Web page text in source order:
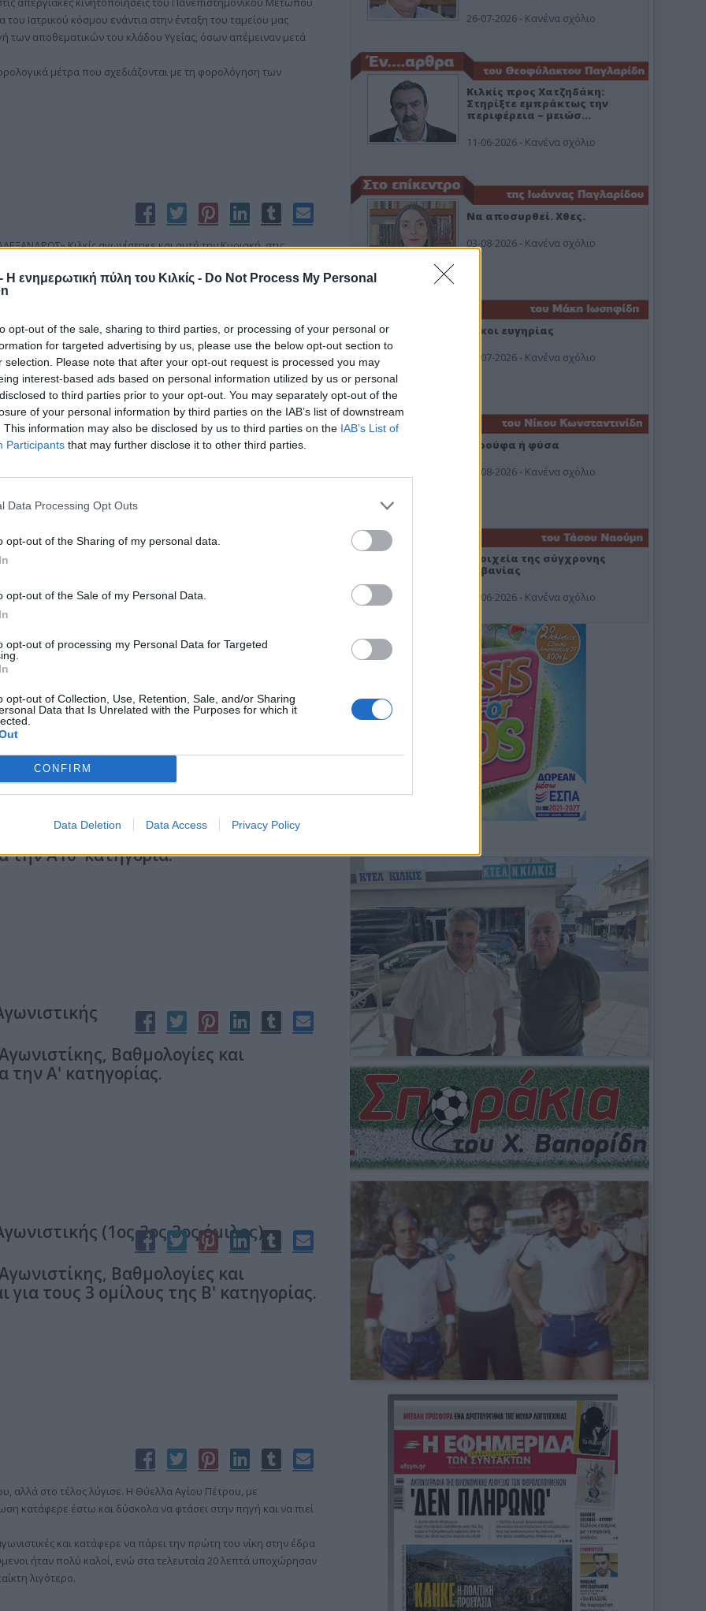
Η ενημερωτική πύλη του Κιλκίς - Do Not Process My Personal
opt-out of the sale, sharing to third parties, or processing of your personal or
for targeted advertising by us, please use the below opt-out section to
selection. Please note that after your opt-out request is processed you may
interest-based ads based on personal information utilized by us or personal
to third parties prior to your opt-out. You may separately opt-out of the
of your personal information by third parties on the IAB’s list of downstream
This information may also be disclosed by us to third parties on the IAB’s List of
Participants that may further disclose it to other third parties.
Data Processing Opt Outs
opt-out of the Sharing of my personal data.
opt-out of the Sale of my Personal Data.
opt-out of processing my Personal Data for Targeted
opt-out of Collection, Use, Retention, Sale, and/or Sharing
Data that Is Unrelated with the Purposes for which it
CONFIRM
Data Deletion Data Access Privacy Policy
Ιατρικού κόσμου ενάντια στην ένταξη του ταμείου μας
αποθεματικών του κλάδου Υγείας, όσων απέμειναν μετά
μέτρα που σχεδιάζονται με τη φορολόγηση των
Κιλκίς αγωνίστηκε και αυτή την Κυριακή, στις
του Μιχάλη Αναστασιάδη έδωσε φιλικούς αγώνες
Αξιούπολης.
με συμμετέχουσες τις Ακαδημίες Αλέξανδρος Κιλκίς,
Δόξα Χέρσου και ΑΕ Πολυκάστρου.
Χρ. Κετσετζή στ’ Αμάραντα
οικονομική κρίση οργάνωσε ο Σύλλογος Αμαραντιωτών
που ετοίμασε με το λαογραφικό υλικό του Χρήστου
Αμαράντων.
Κώστας Τερζενίδης και ο επιστημονικός συνεργάτης
Κωνσταντινίδης, ενώ ακολούθησε ενδιαφέρον διάλογος με
εγκαινιάστηκε και ο μουσειακός χώρος που
το Γιώργο Δούκα και τον Πέτρο Συμεωνίδη, σε δυο αίθουσες
προσφέρει στο χωριού ο αείμνηστος Χρήστος Κετσετζής, με
μουσείο.
με παλιά αντικείμενα που προσφέρουν κάτοικοι των
μουσείο Αμαράντων νάναι ένας επισκέψιμος χώρος
Αγωνιστικής
Βαθμολογίες και
την Α10' κατηγορία.
Βαθμολογίες και
την Α' κατηγορίας.
(1ος,2ος,3ος όμιλος)
Βαθμολογίες και
για τους 3 ομίλους της Β' κατηγορίας.
στο τέλος λύγισε. Η Θύελλα Αγίου Πέτρου, με
κατάφερε έστω και δύσκολα να φτάσει στην πηγή και να πιεί
και κατάφερε να πάρει την πρώτη του νίκη στην έδρα
ήταν πολύ καλοί, ενώ στα τελευταία 20 λεπτά υποχώρησαν
λιγότερο.
26-07-2026 - Κανένα σχόλιο
Κιλκίς προς Χατζηδάκη:
Στηρίξτε εμπράκτως την
περιφέρεια – μειώσ…
11-06-2026 - Κανένα σχόλιο
Να αποσυρθεί. Χθες.
03-08-2026 - Κανένα σχόλιο
Οίκοι ευγηρίας
24-07-2026 - Κανένα σχόλιο
Ή ρούφα ή φύσα
03-08-2026 - Κανένα σχόλιο
Στοιχεία της σύγχρονης
Αλβανίας
19-06-2026 - Κανένα σχόλιο